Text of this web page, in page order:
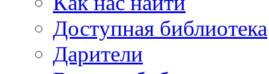
Доступная библиотека
Дарители